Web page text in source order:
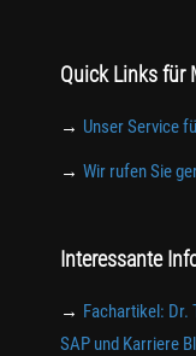
Quick Links für
→ Unser Service
→ Wir rufen Sie
Interessante
→ Fachartikel:
SAP und Karriere